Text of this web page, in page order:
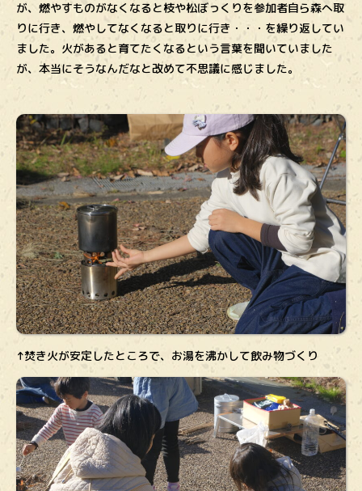
が、燃やすものがなくなると枝や松ぼっくりを参加者自ら森へ取
りに行き、燃やしてなくなると取りに行き・・・を繰り返してい
ました。火があると育てたくなるという言葉を聞いていました
が、本当にそうなんだなと改めて不思議に感じました。
↑焚き火が安定したところで、お湯を沸かして飲み物づくり